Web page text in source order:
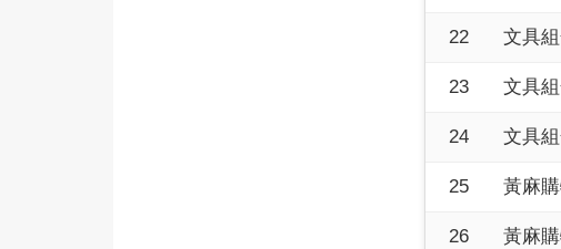
22 文具
23 文具
24 文具
25 黃麻
26 黃麻